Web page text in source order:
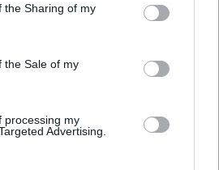
the Sharing of my
the Sale of my
processing my
Advertising.